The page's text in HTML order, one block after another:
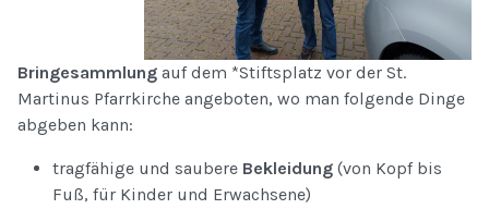
Bringesammlung auf dem *Stiftsplatz vor der St.
Martinus Pfarrkirche angeboten, wo man folgende Dinge
abgeben kann:
tragfähige und saubere Bekleidung (von Kopf bis
Fuß, für Kinder und Erwachsene)